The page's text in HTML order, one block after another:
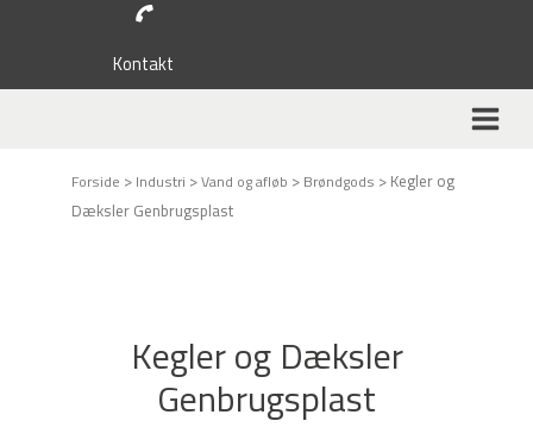
Kontakt
Forside > Industri >Vand og afløb > Brøndgods > Kegler og
Dæksler Genbrugsplast
Kegler og Dæksler
Genbrugsplast